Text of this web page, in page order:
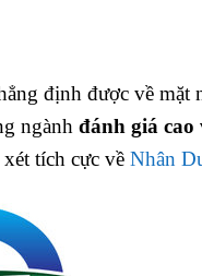
định được về mặt
ngành đánh giá cao
tích cực về Nhân